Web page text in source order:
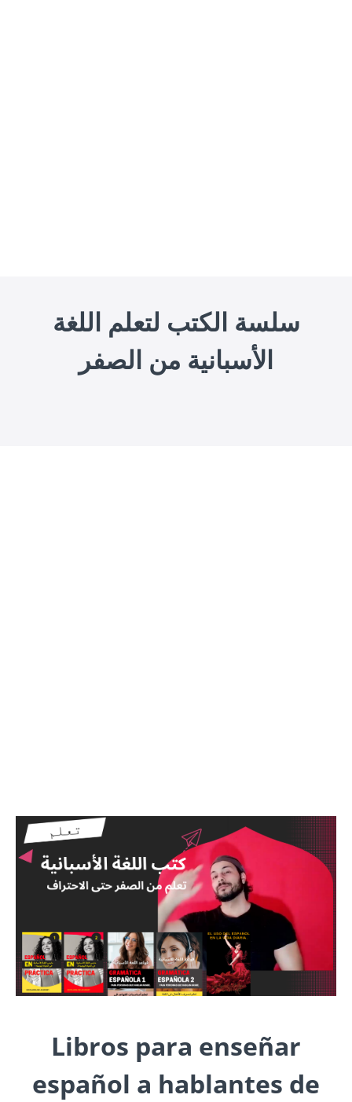
سلسة الكتب لتعلم اللغة
الأسبانية من الصفر
Libros para enseñar
español a hablantes de